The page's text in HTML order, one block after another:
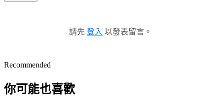
請先 登入 以發表留言。
Recommended
你可能也喜歡